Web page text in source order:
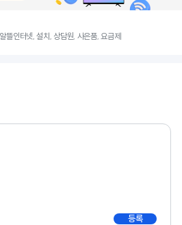
뜰인터넷, 설치, 상담원, 사은품, 요금제
등록